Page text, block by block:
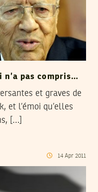
n’a pas compris…
et graves de
et l’émoi qu’elles
[…]
14 Apr 2011